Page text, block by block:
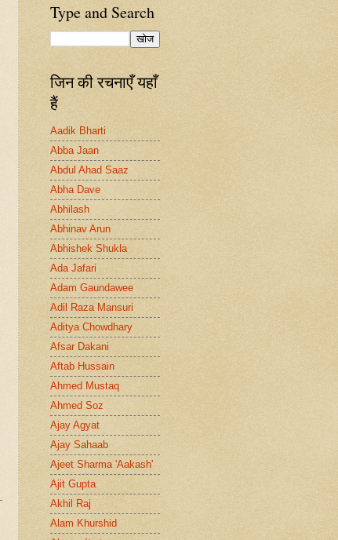
Type and Search
जिन की रचनाएँ यहाँ
हैं
Aadik Bharti
Abba Jaan
Abdul Ahad Saaz
Abha Dave
Abhilash
Abhinav Arun
Abhishek Shukla
Ada Jafari
Adam Gaundawee
Adil Raza Mansuri
Aditya Chowdhary
Afsar Dakani
Aftab Hussain
Ahmed Mustaq
Ahmed Soz
Ajay Agyat
Ajay Sahaab
Ajeet Sharma 'Aakash'
Ajit Gupta
Akhil Raj
Alam Khurshid